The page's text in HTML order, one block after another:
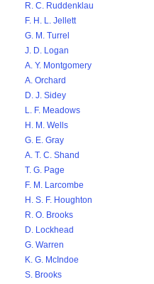
R. C. Ruddenklau
F. H. L. Jellett
G. M. Turrel
J. D. Logan
A. Y. Montgomery
A. Orchard
D. J. Sidey
L. F. Meadows
H. M. Wells
G. E. Gray
A. T. C. Shand
T. G. Page
F. M. Larcombe
H. S. F. Houghton
R. O. Brooks
D. Lockhead
G. Warren
K. G. McIndoe
S. Brooks